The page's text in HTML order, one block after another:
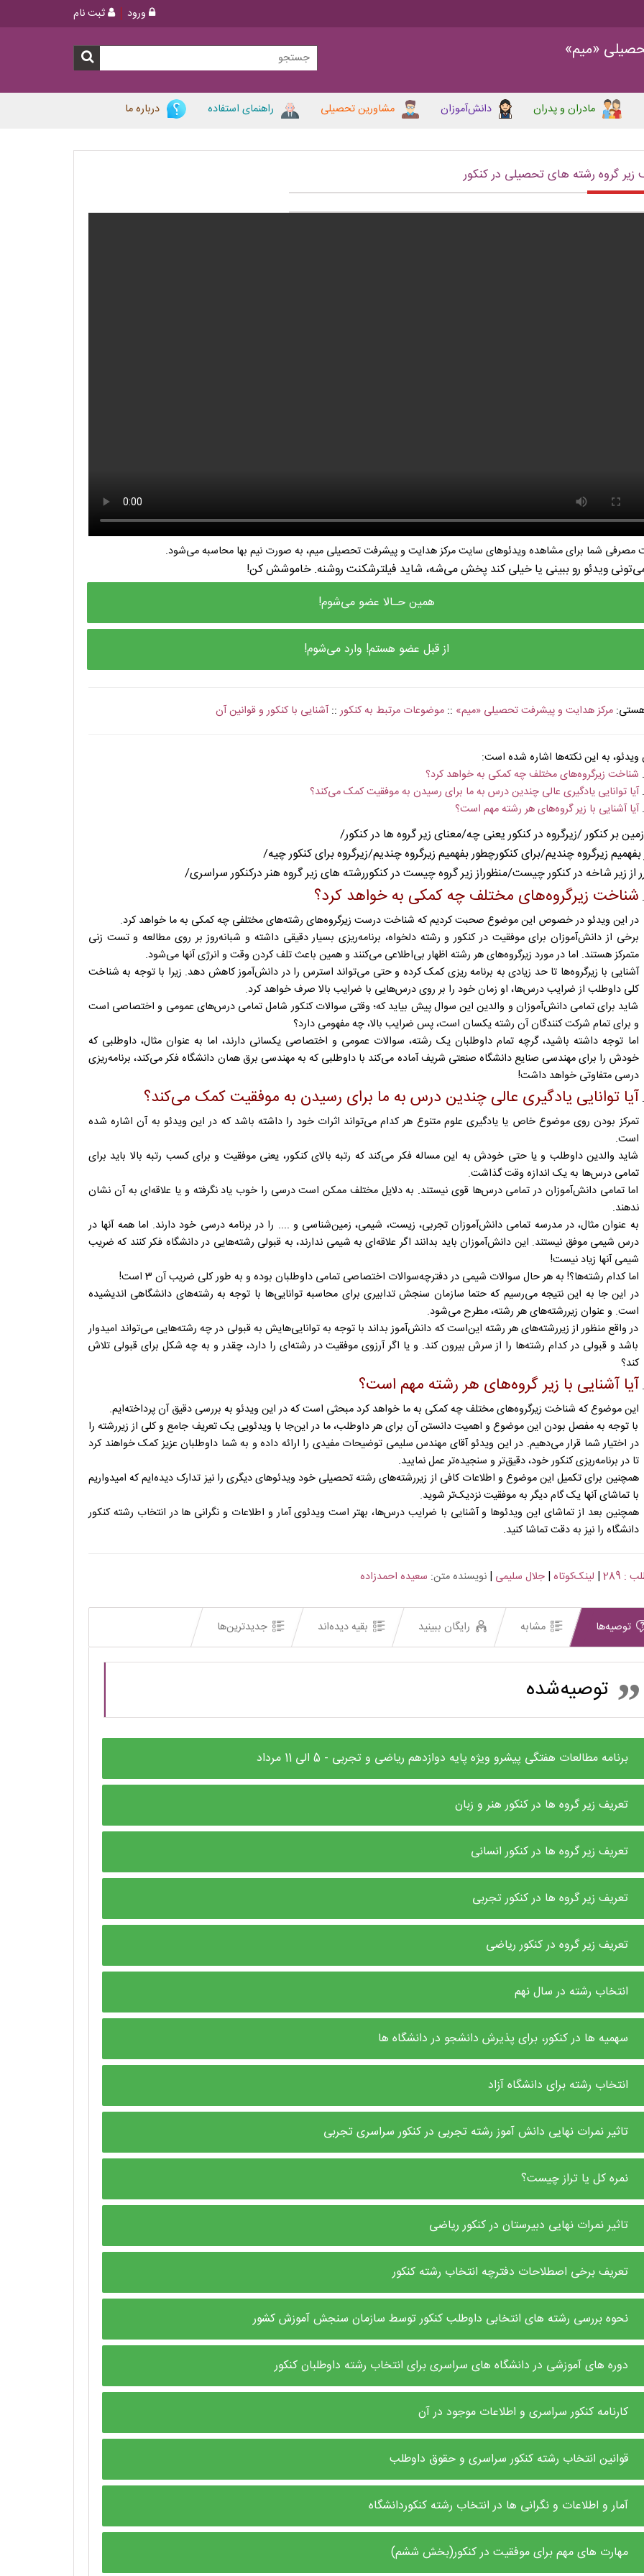
ثبت نام ورود
«میم»
مادران و پدران دانش‌آموزان مشاورین تحصیلی راهنمای استفاده درباره ما
زیر گروه رشته های تحصیلی در کنکور
مصرفی شما برای مشاهده ویدئوهای سایت مرکز هدایت و پیشرفت تحصیلی میم، به صورت نیم بها محاسبه می‌شود.
ویدئو رو ببینی یا خیلی کند پخش می‌شه، شاید فیلترشکنت روشنه. خاموشش کن!
همین حـالا عضو می‌شوم!
از قبل عضو هستم! وارد می‌شوم!
هستی:مرکز هدایت و پیشرفت تحصیلی «میم» ::موضوعات مرتبط به کنکور::آشنایی با کنکور و قوانین آن
. . . . . . . .
ویدئو، به این نکته‌ها اشاره شده است:
شناخت زیرگروه‌های مختلف چه کمکی به خواهد کرد؟
آیا توانایی یادگیری عالی چندین درس به ما برای رسیدن به موفقیت کمک می‌کند؟
آیا آشنایی با زیر گروه‌های هر رشته مهم است؟
بر کنکور/زیرگروه در کنکور یعنی چه/معنای زیر گروه ها در کنکور/
زیرگروه چندیم/برای کنکورچطور بفهمیم زیرگروه چندیم/زیرگروه برای کنکور چیه/
از زیر شاخه در کنکور چیست/منظوراز زیر گروه چیست در کنکوررشته های زیر گروه هنر درکنکور سراسری/
شناخت زیرگروه‌های مختلف چه کمکی به خواهد کرد؟
در این ویدئو در خصوص این موضوع صحبت کردیم که شناخت درست زیرگروه‌های رشته‌های مختلفی چه کمکی به ما خواهد کرد.
برخی از دانش‌آموزان برای موفقیت در کنکور و رشته دلخواه، برنامه‌ریزی بسیار دقیقی داشته و شبانه‌روز بر روی مطالعه و تست زنی
متمرکز هستند. اما در مورد زیرگروه‌های هر رشته اظهار بی‌اطلاعی می‌کنند و همین باعث تلف کردن وقت و انرژی آنها می‌شود.
آشنایی با زیرگروه‌ها تا حد زیادی به برنامه ریزی کمک کرده و حتی می‌تواند استرس را در دانش‌آموز کاهش دهد. زیرا با توجه به شناخت
کلی داوطلب از ضرایب درس‌ها، او زمان خود را بر روی درس‌هایی با ضرایب بالا صرف خواهد کرد.
شاید برای تمامی دانش‌آموزان و والدین این سوال پیش بیاید که؛ وقتی سوالات کنکور شامل تمامی درس‌های عمومی و اختصاصی است
و برای تمام شرکت کنندگان آن رشته یکسان است، پس ضرایب بالا، چه مفهومی دارد؟
اما توجه داشته باشید، گرچه تمام داوطلبان یک رشته، سوالات عمومی و اختصاصی یکسانی دارند، اما به عنوان مثال، داوطلبی که
خودش را برای مهندسی صنایع دانشگاه صنعتی شریف آماده می‌کند با داوطلبی که به مهندسی برق همان دانشگاه فکر می‌کند، برنامه‌ریزی
درسی متفاوتی خواهد داشت!
آیا توانایی یادگیری عالی چندین درس به ما برای رسیدن به موفقیت کمک می‌کند؟
تمرکز بودن روی موضوع خاص یا یادگیری علوم متنوع هر کدام می‌تواند اثرات خود را داشته باشد که در این ویدئو به آن‌ اشاره شده
است.
شاید والدین داوطلب و یا حتی خودش به این مساله فکر می‌کند که رتبه بالای کنکور، یعنی موفقیت و برای کسب رتبه بالا باید برای
تمامی درس‌ها به یک اندازه وقت گذاشت.
اما تمامی دانش‌آموزان در تمامی درس‌ها قوی نیستند. به دلایل مختلف ممکن است درسی را خوب یاد نگرفته و یا علاقه‌ای به آن نشان
ندهند.
به عنوان مثال، در مدرسه تمامی دانش‌آموزان تجربی، زیست، شیمی، زمین‌شناسی و .... را در برنامه درسی خود دارند. اما همه آنها در
درس شیمی موفق نیستند. این دانش‌آموزان باید بدانند اگر علاقه‌ای به شیمی ندارند، به قبولی رشته‌هایی در دانشگاه فکر کنند که ضریب
شیمی آنها زیاد نیست!
اما کدام رشته‌ها؟! به هر حال سوالات شیمی در دفترچه‌سوالات اختصاصی تمامی داوطلبان بوده و به طور کلی ضریب آن 3 است!
در این جا به این نتیجه می‌رسیم که حتما سازمان سنجش تدابیری برای محاسبه توانایی‌ها با توجه به رشته‌های دانشگاهی اندیشیده
است. و عنوان زیررشته‌های هر رشته، مطرح می‌شود.
در واقع منظور از زیررشته‌های هر رشته این‌است که دانش‌آموز بداند با توجه به توانایی‌هایش به قبولی در چه رشته‌هایی می‌تواند امیدوار
باشد و قبولی در کدام رشته‌ها را از سرش بیرون کند. و یا اگر آرزوی موفقیت در رشته‌ای را دارد، چقدر و به چه شکل برای قبولی تلاش
کند؟
آیا آشنایی با زیر گروه‌های هر رشته مهم است؟
این موضوع که شناخت زیرگروه‌های مختلف چه کمکی به ما خواهد کرد مبحثی است که در این ویدئو به بررسی دقیق آن پرداخته‌ایم.
با توجه به مفصل بودن این موضوع و اهمیت دانستن آن برای هر داوطلب، ما در این‌جا با ویدئویی یک تعریف جامع و کلی از زیررشته را
در اختیار شما قرار می‌دهیم. در این ویدئو آقای مهندس سلیمی توضیحات مفیدی را ارائه داده و به شما داوطلبان عزیز کمک خواهند کرد
تا در برنامه‌ریزی کنکور خود، دقیق‌تر و سنجیده‎‌تر عمل نمایید.
همچنین برای تکمیل این موضوع و اطلاعات کافی از زیررشته‌های رشته تحصیلی خود ویدئوهای دیگری را نیز تدارک دیده‌ایم که امیدواریم
با تماشای آنها یک گام دیگر به موفقیت نزدیک‌تر‌ شوید.
همچنین بعد از تماشای این ویدئوها و آشنایی با ضرایب درس‌ها، بهتر است ویدئوی آمار و اطلاعات و نگرانی ها در انتخاب رشته کنکور
دانشگاه را نیز به دقت تماشا کنید.
: 289
| لینک‌کوتاه |جلال سلیمی |نویسنده متن: سعیده احمدزاده
توصیه‌ها مشابه رایگان ببینید بقیه دیده‌اند جدیدترین‌ها
توصیه‌شده
برنامه مطالعات هفتگی پیشرو ویژه پایه دوازدهم ریاضی و تجربی - 5 الی 11 مرداد
تعریف زیر گروه ها در کنکور هنر و زبان
تعریف زیر گروه ها در کنکور انسانی
تعریف زیر گروه ها در کنکور تجربی
تعریف زیر گروه در کنکور ریاضی
انتخاب رشته در سال نهم
سهمیه ها در کنکور، برای پذیرش دانشجو در دانشگاه ها
انتخاب رشته برای دانشگاه آزاد
تاثیر نمرات نهایی دانش آموز رشته تجربی در کنکور سراسری تجربی
نمره کل یا تراز چیست؟
تاثیر نمرات نهایی دبیرستان در کنکور ریاضی
تعریف برخی اصطلاحات دفترچه انتخاب رشته کنکور
نحوه بررسی رشته های انتخابی داوطلب کنکور توسط سازمان سنجش آموزش کشور
دوره های آموزشی در دانشگاه های سراسری برای انتخاب رشته داوطلبان کنکور
کارنامه کنکور سراسری و اطلاعات موجود در آن
قوانین انتخاب رشته کنکور سراسری و حقوق داوطلب
آمار و اطلاعات و نگرانی ها در انتخاب رشته کنکوردانشگاه
مهارت های مهم برای موفقیت در کنکور(بخش ششم)